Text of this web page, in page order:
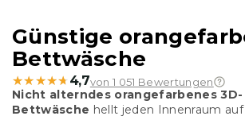
Günstige
Bettwäsche
★★★★★
★★★★★ 4,7von 1 051 Bewertungen
Nicht alterndes orangefarbenes 3D-
Bettwäsche hellt jeden Innenraum